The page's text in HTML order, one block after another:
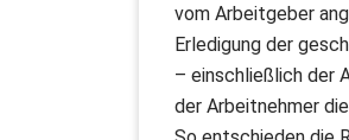
vom Arbeitgeber
Erledigung der
– einschließlich der
der Arbeitnehmer